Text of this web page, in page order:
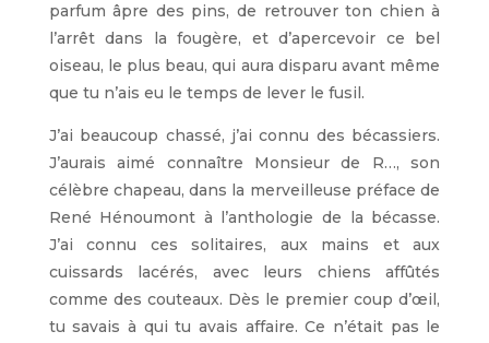
parfum âpre des pins, de retrouver ton chien à
l’arrêt dans la fougère, et d’apercevoir ce bel
oiseau, le plus beau, qui aura disparu avant même
que tu n’ais eu le temps de lever le fusil.
J’ai beaucoup chassé, j’ai connu des bécassiers.
J’aurais aimé connaître Monsieur de R…, son
célèbre chapeau, dans la merveilleuse préface de
René Hénoumont à l’anthologie de la bécasse.
J’ai connu ces solitaires, aux mains et aux
cuissards lacérés, avec leurs chiens affûtés
comme des couteaux. Dès le premier coup d’œil,
tu savais à qui tu avais affaire. Ce n’était pas le